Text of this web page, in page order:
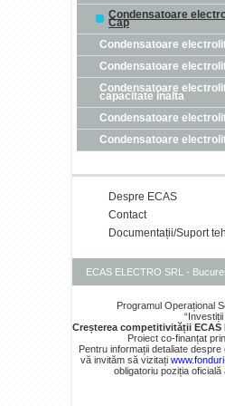
Condensatoare
Cap
Condensatoare
Condensatoare
Condensatoare
capacitate inalta
Condensatoare
Condensatoare
Despre ECAS
Contact
Documentații/Suport
ECAS ELECTRO SRL -
Programul Operațional
Creșterea competitivității
Proiect co-finanțat
Pentru informații detaliate
vă invităm să vizitați
obligatoriu poziția